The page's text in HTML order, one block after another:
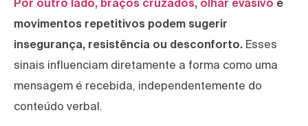
Por outro lado, braços cruzados, olhar evasivo e
movimentos repetitivos podem sugerir
insegurança, resistência ou desconforto. Esses
sinais influenciam diretamente a forma como uma
mensagem é recebida, independentemente do
conteúdo verbal.